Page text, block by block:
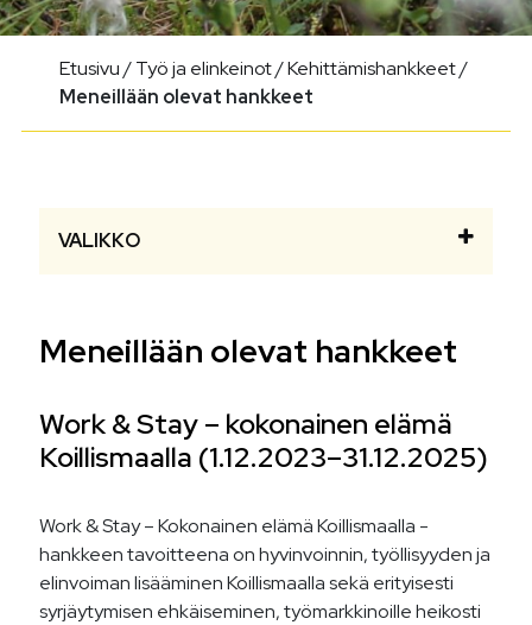
Etusivu/Työ ja elinkeinot/Kehittämishankkeet/
Meneillään olevat hankkeet
VALIKKO
Meneillään olevat hankkeet
Work & Stay – kokonainen elämä
Koillismaalla (1.12.2023–31.12.2025)
Work & Stay – Kokonainen elämä Koillismaalla -
hankkeen tavoitteena on hyvinvoinnin, työllisyyden ja
elinvoiman lisääminen Koillismaalla sekä erityisesti
syrjäytymisen ehkäiseminen, työmarkkinoille heikosti